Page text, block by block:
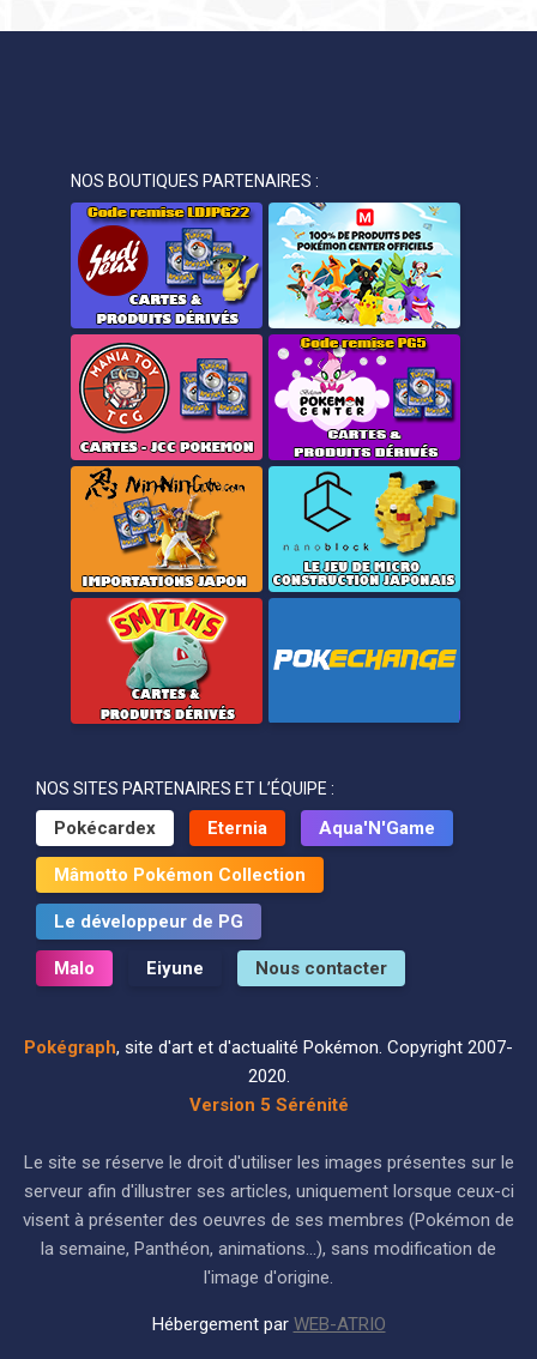
NOS BOUTIQUES PARTENAIRES :
NOS SITES PARTENAIRES ET L’ÉQUIPE :
Pokécardex Eternia Aqua'N'Game
Mâmotto Pokémon Collection
Le développeur de PG
Malo Eiyune Nous contacter
Pokégraph, site d'art et d'actualité Pokémon. Copyright 2007-
2020.
Version 5 Sérénité
Le site se réserve le droit d'utiliser les images présentes sur le
serveur afin d'illustrer ses articles, uniquement lorsque ceux-ci
visent à présenter des oeuvres de ses membres (Pokémon de
la semaine, Panthéon, animations...), sans modification de
l'image d'origine.
Hébergement par WEB-ATRIO